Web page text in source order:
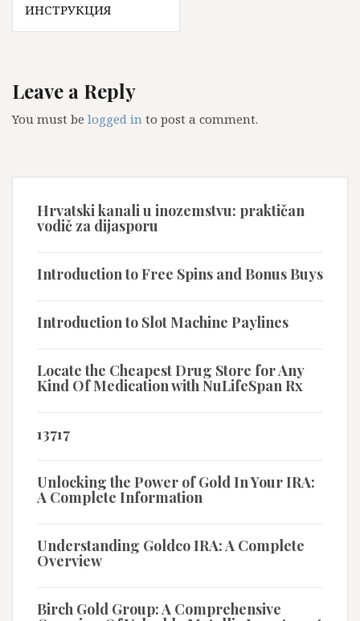
ИНСТРУКЦИЯ
Leave a Reply
You must be logged in to post a comment.
Hrvatski kanali u inozemstvu: praktičan
vodič za dijasporu
Introduction to Free Spins and Bonus Buys
Introduction to Slot Machine Paylines
Locate the Cheapest Drug Store for Any
Kind Of Medication with NuLifeSpan Rx
13717
Unlocking the Power of Gold In Your IRA:
A Complete Information
Understanding Goldco IRA: A Complete
Overview
Birch Gold Group: A Comprehensive